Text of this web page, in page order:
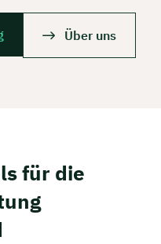
Über uns
für die